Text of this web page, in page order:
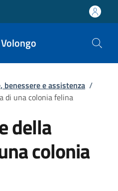
benessere e assistenza /
di una colonia felina
della
colonia